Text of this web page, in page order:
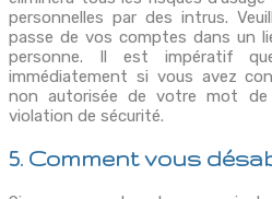
personnelles par des intrus.
passe de vos comptes dans un
personne. Il est impératif
immédiatement si vous avez
non autorisée de votre mot
violation de sécurité.
5. Comment vous